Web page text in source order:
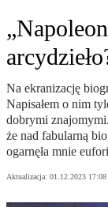
Na ekranizację
Napisałem o nim
dobrymi
że nad fabularną
ogarnęła mnie
Aktualizacja: 01.12.2023 17:08